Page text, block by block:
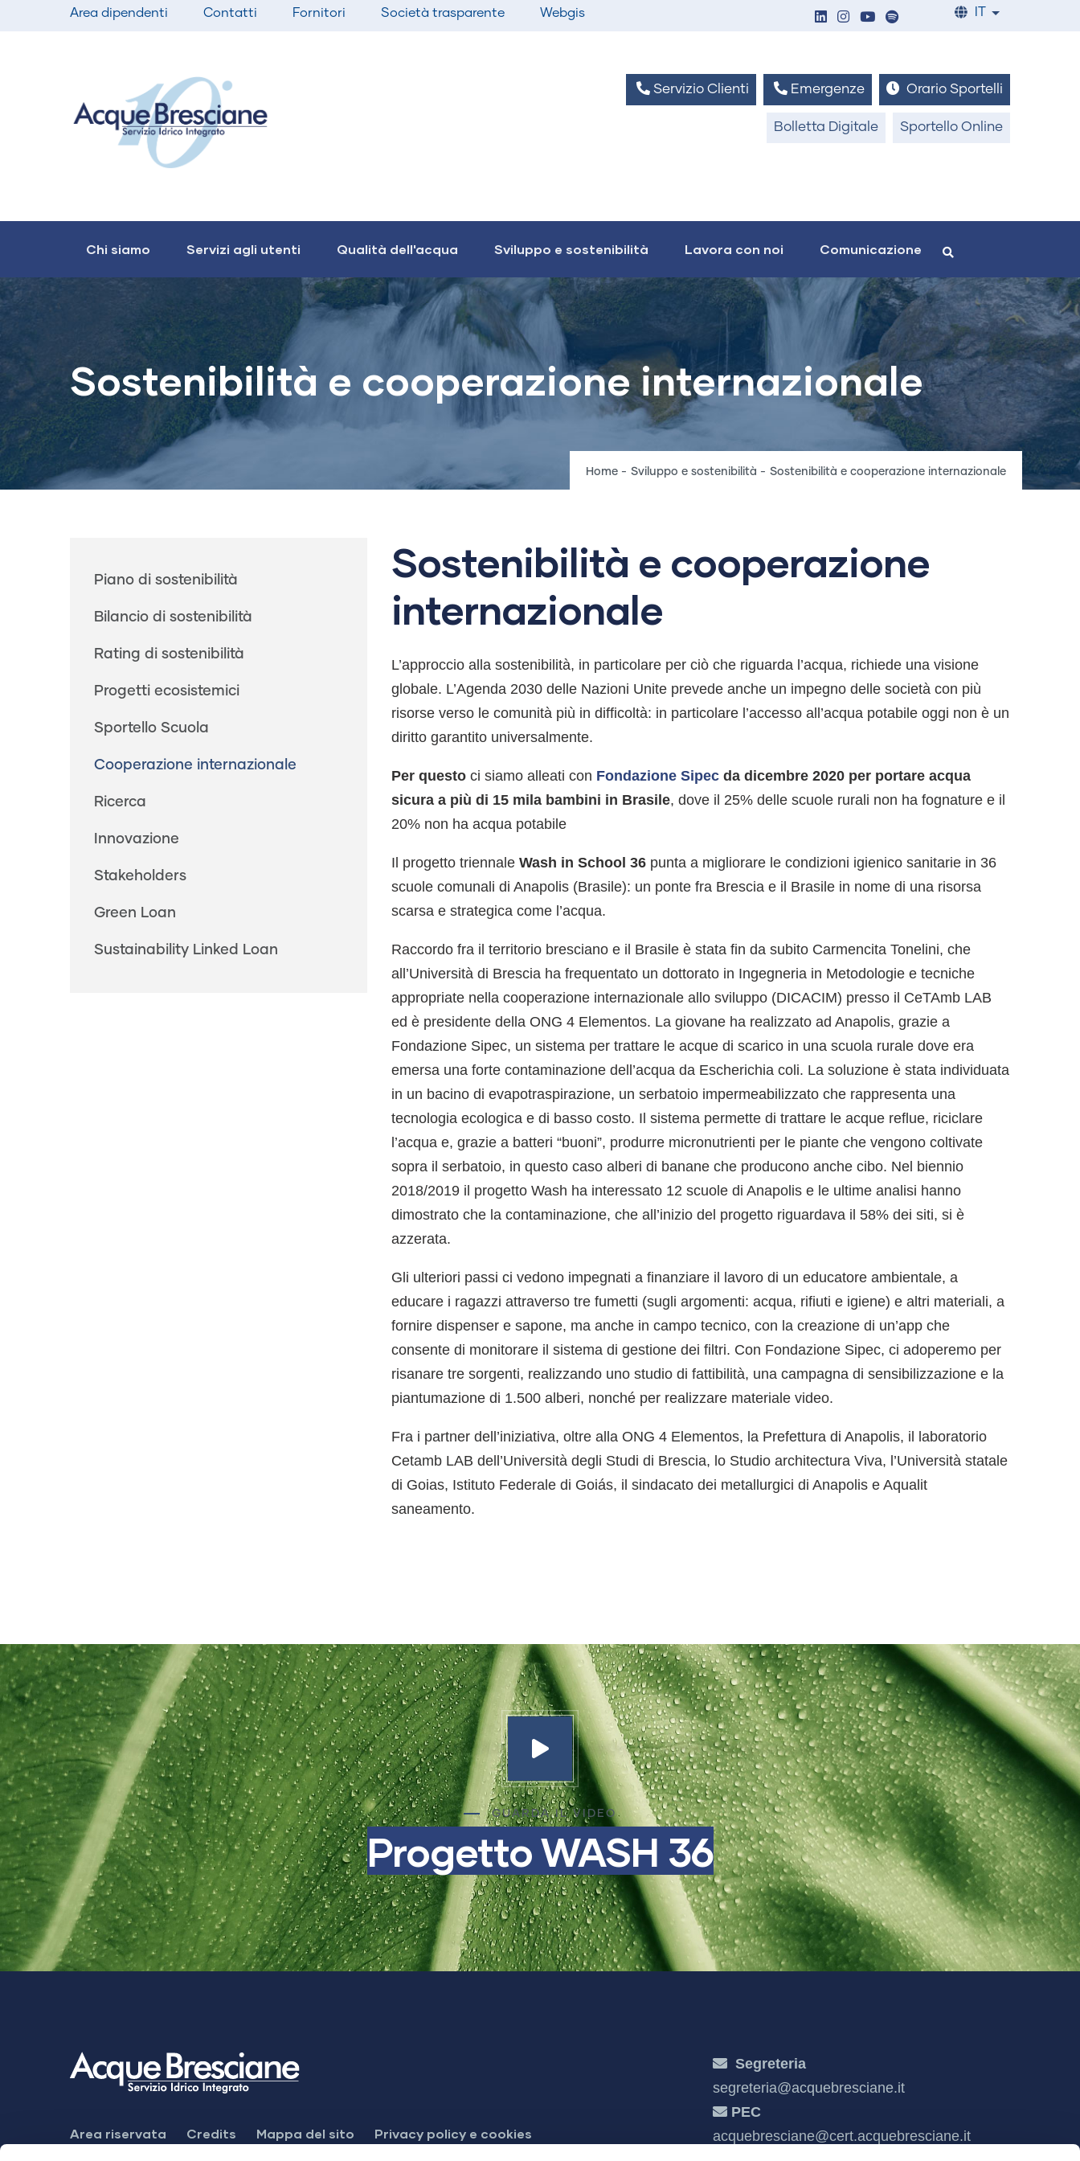
Top
Area dipendenti Contatti Fornitori Società trasparente Webgis List
Servizio Clienti Emergenze Orario Sportelli
Bolletta Digitale Sportello Online
navigation
Chi siamo Servizi agli utenti Qualità dell'acqua Sviluppo e sostenibilità Lavora con noi Comunicazione
Sostenibilità e cooperazione internazionale
Breadcrumb
Home - Sviluppo e sostenibilità - Sostenibilità e cooperazione internazionale
Main
Piano di sostenibilità
Bilancio di sostenibilità
Rating di sostenibilità
Progetti ecosistemici
Sportello Scuola
Cooperazione internazionale
Ricerca
Innovazione
Stakeholders
Green Loan
Sustainability Linked Loan
Sostenibilità e cooperazione
internazionale
L’approccio alla sostenibilità, in particolare per ciò che riguarda l’acqua, richiede una visione
globale. L’Agenda 2030 delle Nazioni Unite prevede anche un impegno delle società con più
risorse verso le comunità più in difficoltà: in particolare l’accesso all’acqua potabile oggi non è un
diritto garantito universalmente.
Per questo ci siamo alleati con Fondazione Sipecda dicembre 2020 per portare acqua
sicura a più di 15 mila bambini in Brasile, dove il 25% delle scuole rurali non ha fognature e il
20% non ha acqua potabile
Il progetto triennale Wash in School 36punta a migliorare le condizioni igienico sanitarie in 36
scuole comunali di Anapolis (Brasile): un ponte fra Brescia e il Brasile in nome di una risorsa
scarsa e strategica come l’acqua.
Raccordo fra il territorio bresciano e il Brasile è stata fin da subito Carmencita Tonelini, che
all’Università di Brescia ha frequentato un dottorato in Ingegneria in Metodologie e tecniche
appropriate nella cooperazione internazionale allo sviluppo (DICACIM) presso il CeTAmb LAB
ed è presidente della ONG 4 Elementos. La giovane ha realizzato ad Anapolis, grazie a
Fondazione Sipec, un sistema per trattare le acque di scarico in una scuola rurale dove era
emersa una forte contaminazione dell’acqua da Escherichia coli. La soluzione è stata individuata
in un bacino di evapotraspirazione, un serbatoio impermeabilizzato che rappresenta una
tecnologia ecologica e di basso costo. Il sistema permette di trattare le acque reflue, riciclare
l’acqua e, grazie a batteri “buoni”, produrre micronutrienti per le piante che vengono coltivate
sopra il serbatoio, in questo caso alberi di banane che producono anche cibo. Nel biennio
2018/2019 il progetto Wash ha interessato 12 scuole di Anapolis e le ultime analisi hanno
dimostrato che la contaminazione, che all’inizio del progetto riguardava il 58% dei siti, si è
azzerata.
Gli ulteriori passi ci vedono impegnati a finanziare il lavoro di un educatore ambientale, a
educare i ragazzi attraverso tre fumetti (sugli argomenti: acqua, rifiuti e igiene) e altri materiali, a
fornire dispenser e sapone, ma anche in campo tecnico, con la creazione di un’app che
consente di monitorare il sistema di gestione dei filtri. Con Fondazione Sipec, ci adoperemo per
risanare tre sorgenti, realizzando uno studio di fattibilità, una campagna di sensibilizzazione e la
piantumazione di 1.500 alberi, nonché per realizzare materiale video.
Fra i partner dell’iniziativa, oltre alla ONG 4 Elementos, la Prefettura di Anapolis, il laboratorio
Cetamb LAB dell’Università degli Studi di Brescia, lo Studio architectura Viva, l’Università statale
di Goias, Istituto Federale di Goiás, il sindacato dei metallurgici di Anapolis e Aqualit
saneamento.
GUARDA IL VIDEO
Progetto WASH 36
Footer
Menu
Area riservata Credits Mappa del sito Privacy policy e cookies
Segreteria
segreteria@acquebresciane.it
PEC
acquebresciane@cert.acquebresciane.it